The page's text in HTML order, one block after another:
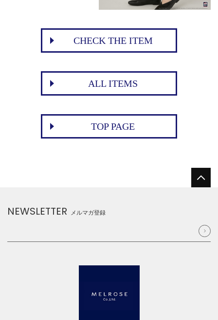
CHECK THE ITEM
ALL ITEMS
TOP PAGE
NEWSLETTER メルマガ登録